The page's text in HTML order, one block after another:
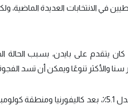
في الانتخابات العديدة
يتقدم على بايدن، بسبب الحالة
والأكثر تنوعًا ويمكن أن تسد
وتتمتع الولاية بأعلى معدل بطالة في البلاد بمعدل 5.1٪، بعد